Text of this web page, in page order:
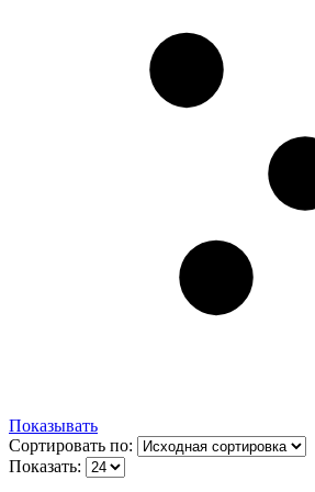
Показывать
Сортировать по:
Показать: